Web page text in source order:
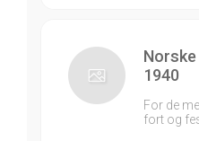
1940
For de
fort og